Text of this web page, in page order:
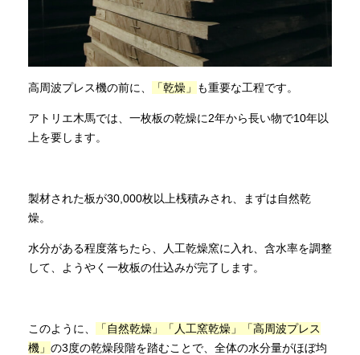
高周波プレス機の前に、 「乾燥」 も重要な工程です。
アトリエ木馬では、一枚板の乾燥に2年から長い物で10年以
上を要します。
製材された板が30,000枚以上桟積みされ、まずは自然乾
燥。
水分がある程度落ちたら、人工乾燥窯に入れ、含水率を調整
して、ようやく一枚板の仕込みが完了します。
このように、
「自然乾燥」「人工窯乾燥」「高周波プレス
機」 の3度の乾燥段階を踏むことで、全体の水分量がほぼ均